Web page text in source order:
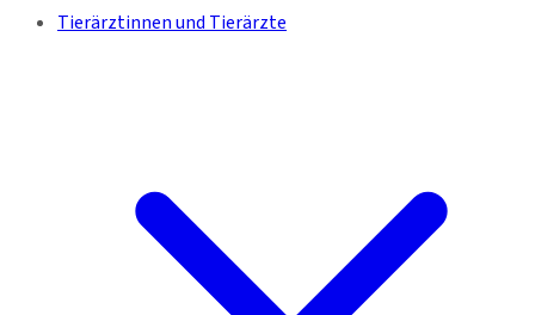
Tierärztinnen und Tierärzte